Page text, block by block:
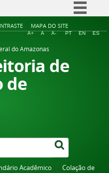
Simplifique!
Acesso à informação
MAPA DO SITE
A+ A A- PT EN ES
do Amazonas
de
de
Acadêmico
Colação de